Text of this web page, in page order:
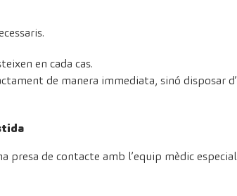
en cada cas.
de manera immediata, sinó disposar
presa de contacte amb l’equip mèdic